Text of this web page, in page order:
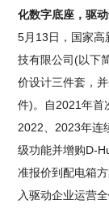
化数字底座，驱
5月13日，国家
技有限公司(以下
价设计三件套，
件)。自2021年首
2022、2023年连
级功能并增购D-
准报价到配电箱
入驱动企业运营